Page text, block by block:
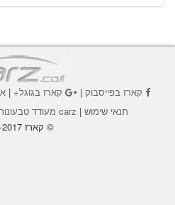
קארז בפייסבוק| קארז בגוגל+|
תנאי שימוש | carz מעודד טבעונות
© קארז 2010-2017